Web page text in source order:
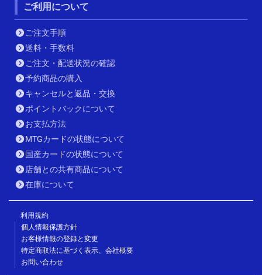
ご利用について
ご注文手順
送料・手数料
ご注文・配送状況の確認
予約商品の購入
キャンセルと返品・交換
ポイントバックについて
お支払方法
MTGカードの状態について
国産カードの状態について
店舗との共有商品について
在庫について
利用規約
個人情報保護方針
お客様情報の登録と変更
特定商取法に基づく表示、会社概要
お問い合わせ